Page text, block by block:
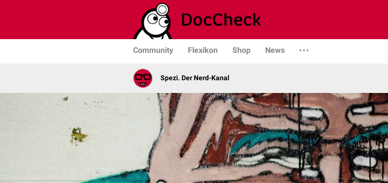
Community Flexikon Shop News
Spezi. Der Nerd-Kanal